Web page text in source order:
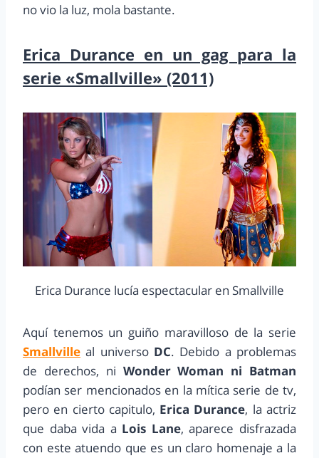
no vio la luz, mola bastante.
Erica Durance en un gag para la
serie «Smallville» (2011)
Erica Durance lucía espectacular en Smallville
Aquí tenemos un guiño maravilloso de la serie
Smallville al universo DC. Debido a problemas
de derechos, ni Wonder Woman ni Batman
podían ser mencionados en la mítica serie de tv,
pero en cierto capitulo, Erica Durance, la actriz
que daba vida a Lois Lane, aparece disfrazada
con este atuendo que es un claro homenaje a la